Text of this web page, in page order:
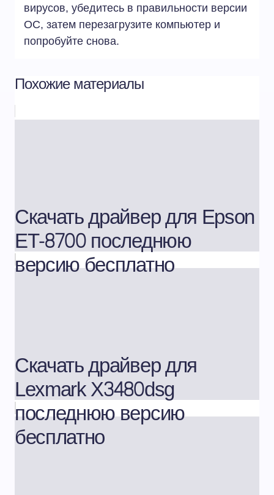
вирусов, убедитесь в правильности версии
ОС, затем перезагрузите компьютер и
попробуйте снова.
Похожие материалы
Скачать драйвер для Epson
ET-8700 последнюю
версию бесплатно
Скачать драйвер для
Lexmark X3480dsg
последнюю версию
бесплатно